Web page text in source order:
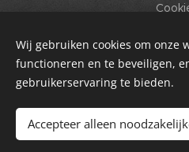
Toevoegen
English
Wij gebruiken cookies om onze
functioneren en te beveiligen,
gebruikerservaring te bieden.
Accepteer alleen